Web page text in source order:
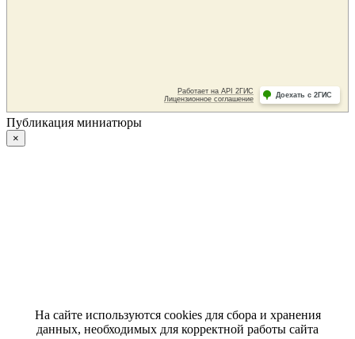
Публикация миниатюры
×
На сайте используются cookies для сбора и хранения
данных, необходимых для корректной работы сайта